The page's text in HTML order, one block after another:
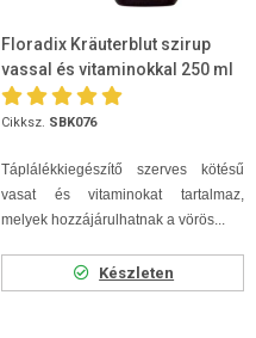
Floradix Kräuterblut szirup
vassal és vitaminokkal 250 ml
Cikksz. SBK076
Táplálékkiegészítő szerves kötésű
vasat és vitaminokat tartalmaz,
melyek hozzájárulhatnak a vörös...
Készleten